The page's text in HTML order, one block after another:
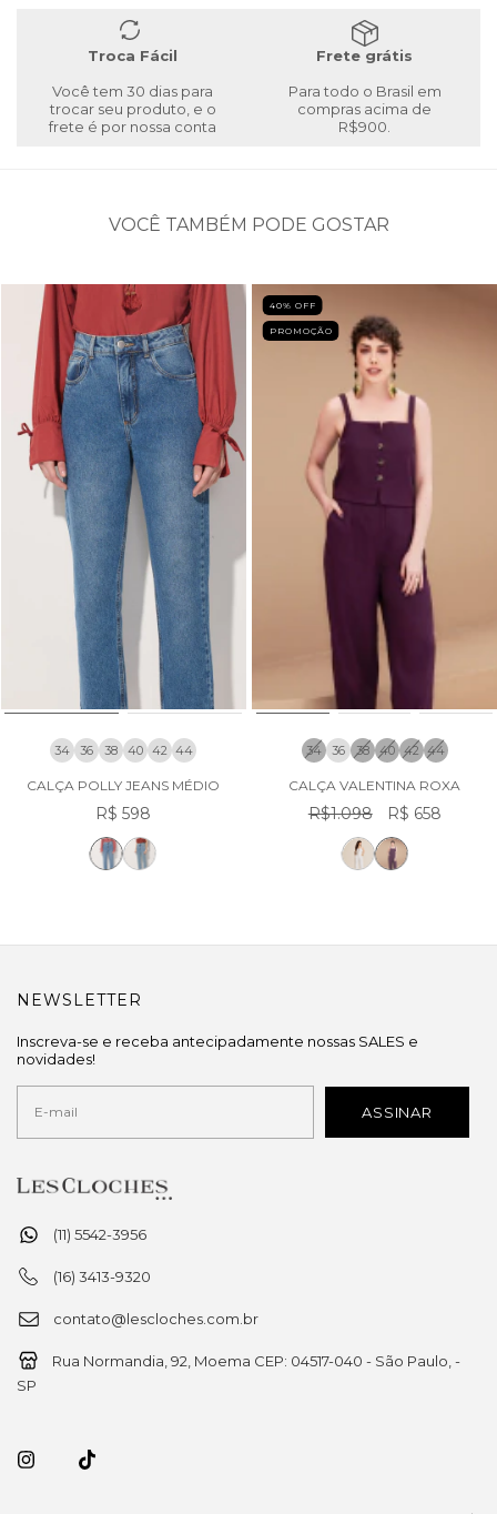
Troca Fácil
Você tem 30 dias para
trocar seu produto, e o
frete é por nossa conta
Frete grátis
Para todo o Brasil em
compras acima de
R$900.
VOCÊ TAMBÉM PODE GOSTAR
34 36 38 40 42 44
CALÇA POLLY JEANS MÉDIO
R$ 598
40% OFF
PROMOÇÃO
34 36 38 40 42 44
CALÇA VALENTINA ROXA
R$1.098 R$ 658
(11) 5542-3956
(16) 3413-9320
contato@lescloches.com.br
Rua Normandia, 92, Moema CEP: 04517-040 - São Paulo, -
SP
NEWSLETTER
Inscreva-se e receba antecipadamente nossas SALES e
novidades!